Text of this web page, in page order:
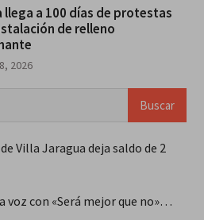
llega a 100 días de protestas
de relleno
2026
Villa Jaragua deja saldo de 2
voz con «Será mejor que no»…